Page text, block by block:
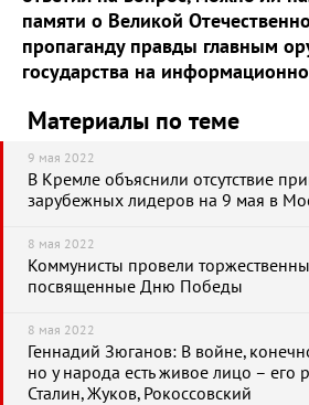
памяти о Великой
пропаганду правды главным
государства на
Материалы по теме
9 мая 2022
В Кремле объяснили отсутствие
зарубежных лидеров на 9 мая в
8 мая 2022
Коммунисты провели
посвященные Дню Победы
8 мая 2022
Геннадий Зюганов: В войне,
но у народа есть живое лицо – его
Сталин, Жуков, Рокоссовский